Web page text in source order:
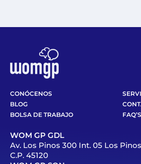
CONÓCENOS
BLOG
BOLSA DE TRABAJO
FAQ’S
WOM GP GDL
Av. Los Pinos 300 Int. 05 Los
C.P. 45120